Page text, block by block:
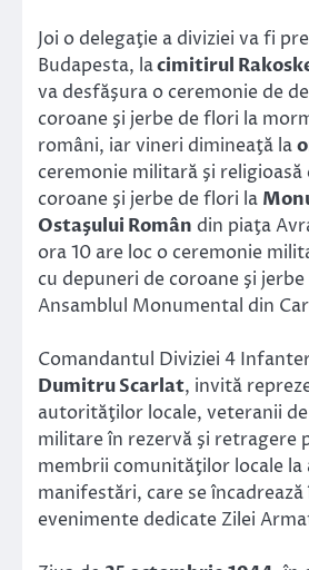
Joi o delegaţie a diviziei va fi
Budapesta, lacimitirul
va desfăşura o ceremonie de
coroane şi jerbe de flori la
români, iar vineri dimineaţă la
ceremonie militară şi religioasă
coroane şi jerbe de flori la
Ostaşului Român din piaţa
ora 10 are loc o ceremonie
cu depuneri de coroane şi
Ansamblul Monumental din
Comandantul Diviziei 4
Dumitru Scarlat, invită
autorităţilor locale, veteranii
militare în rezervă şi retragere
membrii comunităţilor locale la
manifestări, care se încadrează
evenimente dedicate Zilei